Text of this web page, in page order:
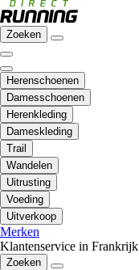
Zoeken
Herenschoenen
Damesschoenen
Herenkleding
Dameskleding
Trail
Wandelen
Uitrusting
Voeding
Uitverkoop
Merken
Klantenservice in Frankrijk
Zoeken